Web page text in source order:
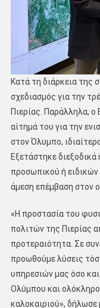
Κατά τη διάρκεια της
σχεδιασμός για την
Πιερίας. Παράλληλα,
αίτημά του για την
στον Όλυμπο,
Εξετάστηκε
προσωπικού ή
άμεση επέμβαση στον
«Η προστασία του
πολιτών της Πιερίας
προτεραιότητα. Σε
προωθούμε λύσεις
υπηρεσιών μας όσο
Ολύμπου και
καλοκαιριού»,